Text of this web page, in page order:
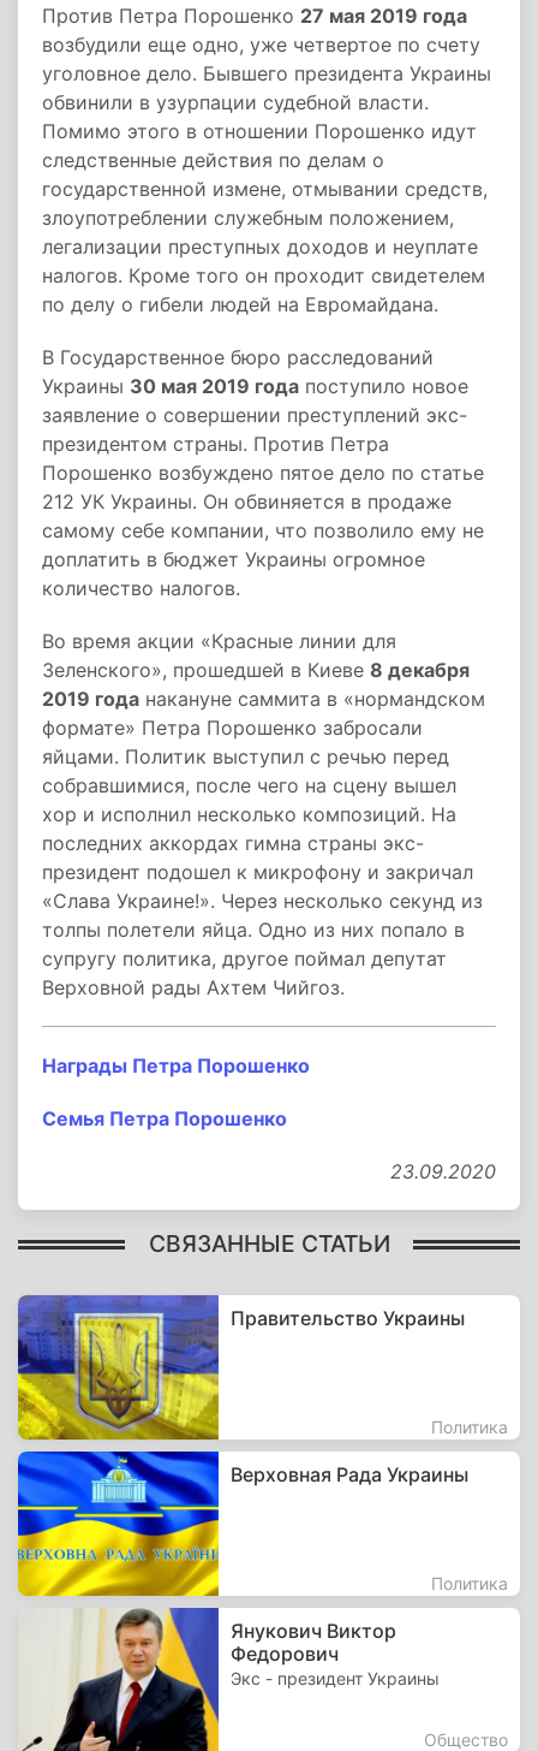
Против Петра Порошенко 27 мая 2019 года
возбудили еще одно, уже четвертое по счету
уголовное дело. Бывшего президента Украины
обвинили в узурпации судебной власти.
Помимо этого в отношении Порошенко идут
следственные действия по делам о
государственной измене, отмывании средств,
злоупотреблении служебным положением,
легализации преступных доходов и неуплате
налогов. Кроме того он проходит свидетелем
по делу о гибели людей на Евромайдана.
В Государственное бюро расследований
Украины 30 мая 2019 года поступило новое
заявление о совершении преступлений экс-
президентом страны. Против Петра
Порошенко возбуждено пятое дело по статье
212 УК Украины. Он обвиняется в продаже
самому себе компании, что позволило ему не
доплатить в бюджет Украины огромное
количество налогов.
Во время акции «Красные линии для
Зеленского», прошедшей в Киеве 8 декабря
2019 года накануне саммита в «нормандском
формате» Петра Порошенко забросали
яйцами. Политик выступил с речью перед
собравшимися, после чего на сцену вышел
хор и исполнил несколько композиций. На
последних аккордах гимна страны экс-
президент подошел к микрофону и закричал
«Слава Украине!». Через несколько секунд из
толпы полетели яйца. Одно из них попало в
супругу политика, другое поймал депутат
Верховной рады Ахтем Чийгоз.
Награды Петра Порошенко
Семья Петра Порошенко
23.09.2020
СВЯЗАННЫЕ СТАТЬИ
Правительство Украины
Политика
Верховная Рада Украины
Политика
Янукович Виктор
Федорович
Экс - президент Украины
Общество